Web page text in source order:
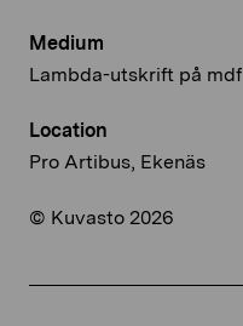
Medium
Lambda-utskrift på mdf
Location
Pro Artibus, Ekenäs
© Kuvasto 2026